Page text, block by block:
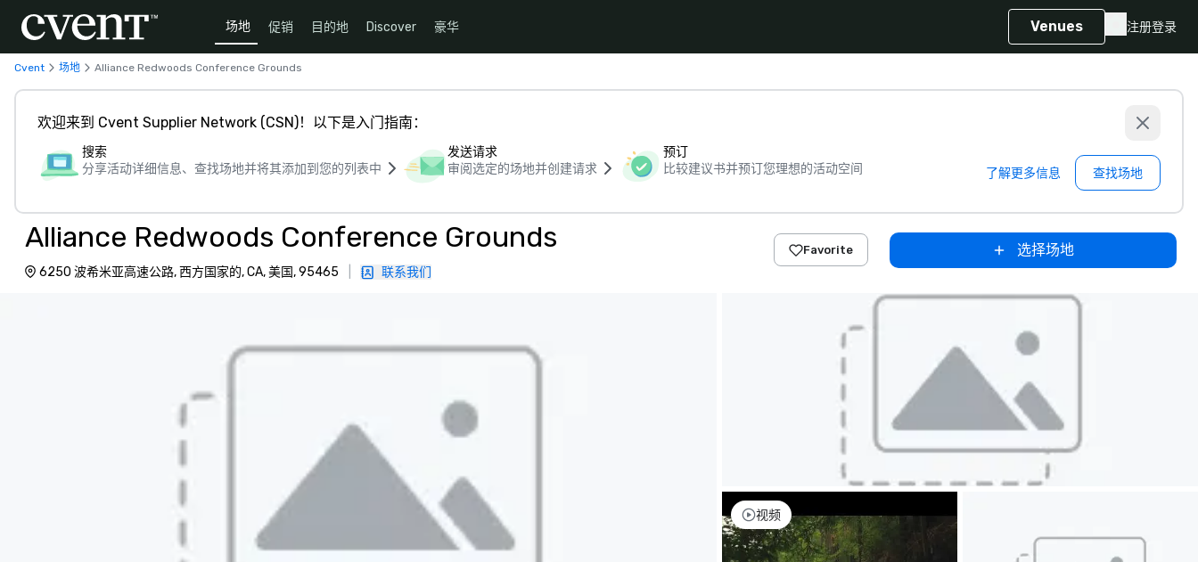
场地 促销 目的地 Discover 豪华 Venues 注册登录
Cvent 场地 Alliance Redwoods Conference Grounds
欢迎来到 Cvent Supplier Network (CSN)！以下是入门指南：
搜索
分享活动详细信息、查找场地并将其添加到您的列表中
发送请求
审阅选定的场地并创建请求
预订
比较建议书并预订您理想的活动空间
了解更多信息 查找场地
Alliance Redwoods Conference Grounds
6250 波希米亚高速公路, 西方国家的, CA, 美国, 95465 联系我们
Favorite 选择场地
视频